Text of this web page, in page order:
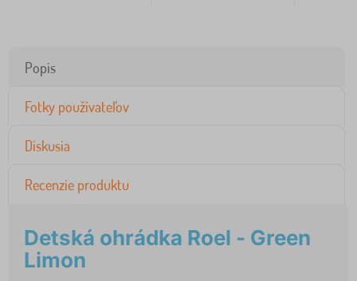
Popis
Fotky používateľov
Diskusia
Recenzie produktu
Detská ohrádka Roel - Green
Limon